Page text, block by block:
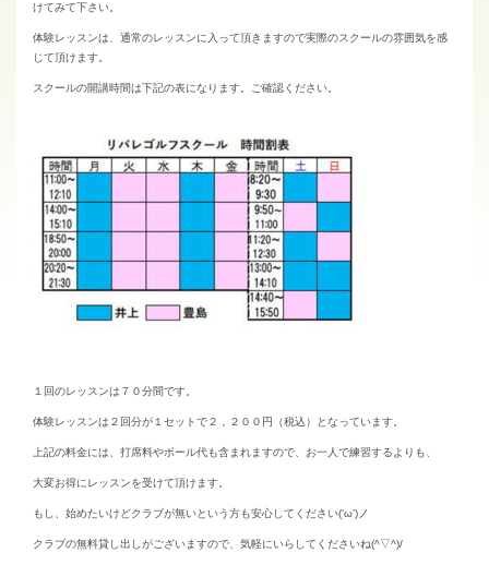
けてみて下さい。
体験レッスンは、通常のレッスンに入って頂きますので実際のスクールの雰囲気を感
じて頂けます。
スクールの開講時間は下記の表になります。ご確認ください。
１回のレッスンは７０分間です。
体験レッスンは２回分が１セットで２，２００円（税込）となっています。
上記の料金には、打席料やボール代も含まれますので、お一人で練習するよりも、
大変お得にレッスンを受けて頂けます。
もし、始めたいけどクラブが無いという方も安心してください(‘ω’)ノ
クラブの無料貸し出しがございますので、気軽にいらしてくださいね(^▽^)/